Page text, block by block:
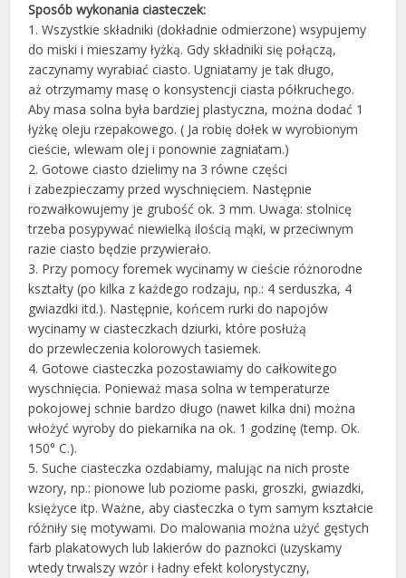
Sposób wykonania ciasteczek:
1. Wszystkie składniki (dokładnie odmierzone) wsypujemy
do miski i mieszamy łyżką. Gdy składniki się połączą,
zaczynamy wyrabiać ciasto. Ugniatamy je tak długo,
aż otrzymamy masę o konsystencji ciasta półkruchego.
Aby masa solna była bardziej plastyczna, można dodać 1
łyżkę oleju rzepakowego. ( Ja robię dołek w wyrobionym
cieście, wlewam olej i ponownie zagniatam.)
2. Gotowe ciasto dzielimy na 3 równe części
i zabezpieczamy przed wyschnięciem. Następnie
rozwałkowujemy je grubość ok. 3 mm. Uwaga: stolnicę
trzeba posypywać niewielką ilością mąki, w przeciwnym
razie ciasto będzie przywierało.
3. Przy pomocy foremek wycinamy w cieście różnorodne
kształty (po kilka z każdego rodzaju, np.: 4 serduszka, 4
gwiazdki itd.). Następnie, końcem rurki do napojów
wycinamy w ciasteczkach dziurki, które posłużą
do przewleczenia kolorowych tasiemek.
4. Gotowe ciasteczka pozostawiamy do całkowitego
wyschnięcia. Ponieważ masa solna w temperaturze
pokojowej schnie bardzo długo (nawet kilka dni) można
włożyć wyroby do piekarnika na ok. 1 godzinę (temp. Ok.
150° C.).
5. Suche ciasteczka ozdabiamy, malując na nich proste
wzory, np.: pionowe lub poziome paski, groszki, gwiazdki,
księżyce itp. Ważne, aby ciasteczka o tym samym kształcie
różniły się motywami. Do malowania można użyć gęstych
farb plakatowych lub lakierów do paznokci (uzyskamy
wtedy trwalszy wzór i ładny efekt kolorystyczny,